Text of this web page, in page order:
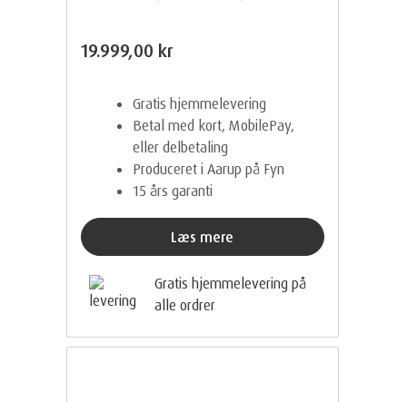
19.999,00 kr
Gratis hjemmelevering
Betal med kort, MobilePay,
eller delbetaling
Produceret i Aarup på Fyn
15 års garanti
Læs mere
Gratis hjemmelevering på
alle ordrer